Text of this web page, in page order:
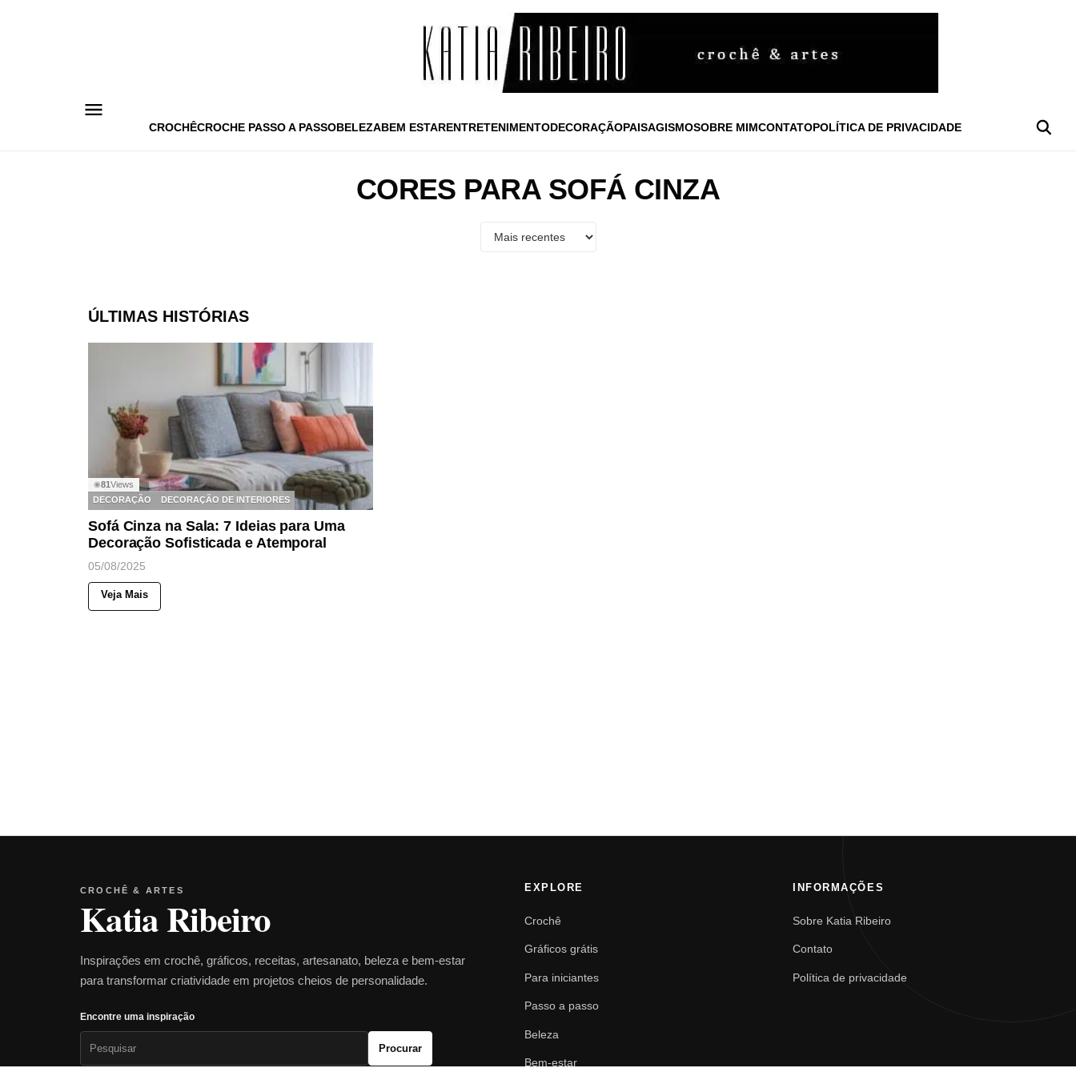
CROCHÊCROCHE PASSO A PASSOBELEZABEM ESTARENTRETENIMENTODECORAÇÃOPAISAGISMOSOBRE MIMCONTATOPOLÍTICA DE PRIVACIDADE
CORES PARA SOFÁ CINZA
ÚLTIMAS HISTÓRIAS
◉81Views
DECORAÇÃO
DECORAÇÃO DE INTERIORES
Sofá Cinza na Sala: 7 Ideias para Uma
Decoração Sofisticada e Atemporal
05/08/2025
Veja Mais
CROCHÊ & ARTES
Katia Ribeiro
Inspirações em crochê, gráficos, receitas, artesanato, beleza e bem-estar
para transformar criatividade em projetos cheios de personalidade.
Encontre uma inspiração
Procurar
EXPLORE
Crochê
Gráficos grátis
Para iniciantes
Passo a passo
Beleza
Bem-estar
INFORMAÇÕES
Sobre Katia Ribeiro
Contato
Política de privacidade